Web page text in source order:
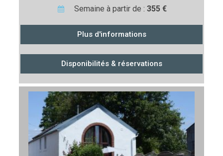
Semaine à partir de : 355 €
Plus d'informations
Disponibilités & réservations